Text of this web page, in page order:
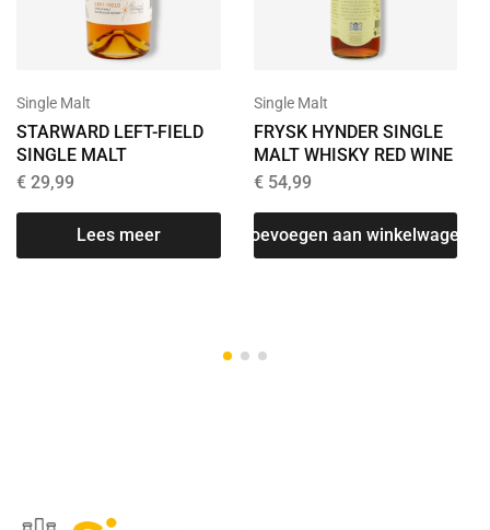
Single Malt
STARWARD LEFT-FIELD
SINGLE MALT
€ 29,99
Lees meer
Single Malt
FRYSK HYNDER SINGLE
MALT WHISKY RED WINE
€54,99
Toevoegen aan winkelwagen